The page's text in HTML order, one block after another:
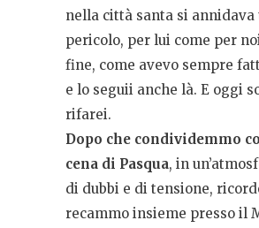
nella città santa si annidava
pericolo, per lui come per
fine, come avevo sempre
e lo seguii anche là. E oggi
rifarei.
Dopo che condividemmo
cena di Pasqua, in
di dubbi e di tensione,
recammo insieme presso il